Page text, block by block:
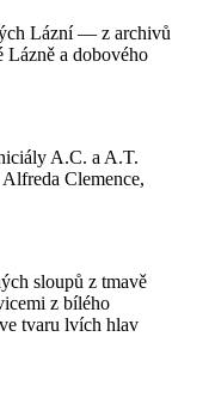
Lázní — z archivů
Lázně a dobového
A.C. a A.T.
Clemence,
sloupů z tmavě
z bílého
tvaru lvích hlav